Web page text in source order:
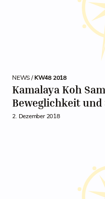
NEWS /KW48 2018
Kamalaya Koh
Beweglichkeit
2. Dezember 2018